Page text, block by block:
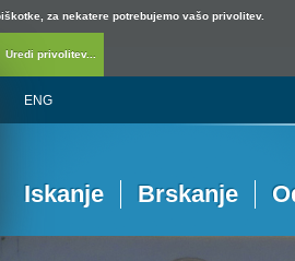
za nekatere potrebujemo vašo privolitev.
Uredi privolitev...
ENG
Iskanje Brskanje